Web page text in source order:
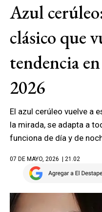
Azul
clásico que
tendencia
2026
El azul cerúleo vuelve a
la mirada, se adapta a
funciona de día y de
07 DE MAYO, 2026 | 21.02